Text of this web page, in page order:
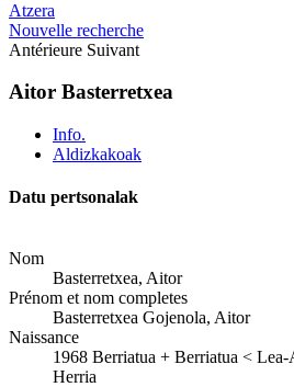
Atzera
Nouvelle recherche
Antérieure Suivant
Aitor Basterretxea
Info.
Aldizkakoak
Datu pertsonalak
Nom
Basterretxea, Aitor
Prénom et nom completes
Basterretxea Gojenola, Aitor
Naissance
1968 Berriatua + Berriatua <
Herria